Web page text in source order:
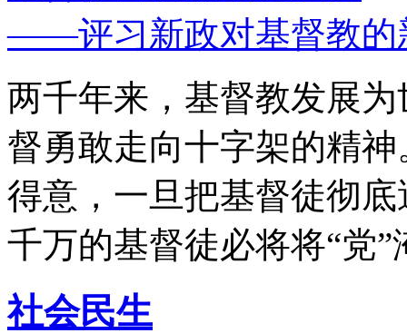
——评习新政对基督教的
两千年来，基督教发展
督勇敢走向十字架的精
得意，一旦把基督徒彻
千万的基督徒必将将“党”
社会民生